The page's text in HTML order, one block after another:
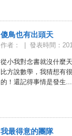
傻鳥也有出頭天
作者： 發表時間：
從小我對念書就沒什麼
比方說數學，我猜想有
的！還記得事情是發生
我最得意的團隊